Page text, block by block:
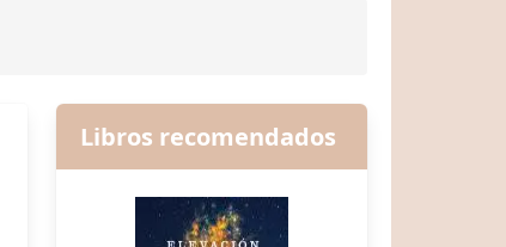
Libros recomendados